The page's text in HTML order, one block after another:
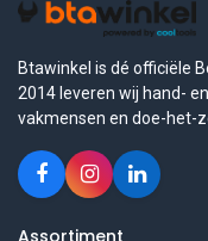
Btawinkel is dé officiële
2014 leveren wij hand-
vakmensen en doe-het-